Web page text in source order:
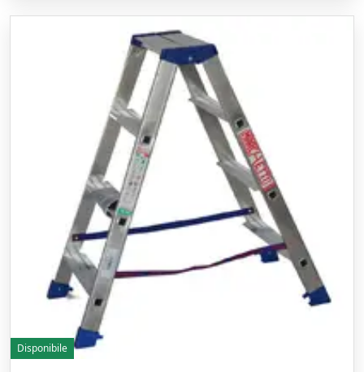
Disponibile